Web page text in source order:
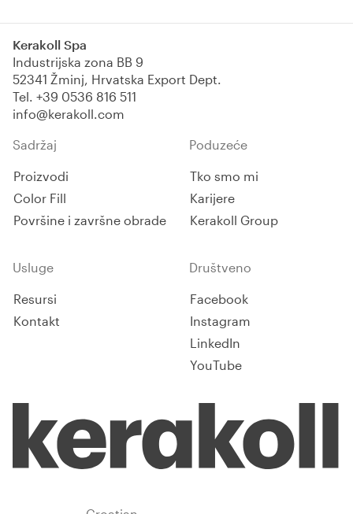
Troslojna struktura sa
jezgrom od TPE-a otpornog na
alkale i polipropilenskih
vlakana jamči izuzetnu
kompatibilnost s
hidroizolacijskim
Kerakoll Spa
Industrijska zona BB 9
52341 Žminj, Hrvatska Export Dept.
Tel. +39 0536 816 511
info@kerakoll.com
Sadržaj
Proizvodi
Color Fill
Površine i završne obrade
Poduzeće
Tko smo mi
Karijere
Kerakoll Group
Usluge
Resursi
Kontakt
Društveno
Facebook
Instagram
LinkedIn
YouTube